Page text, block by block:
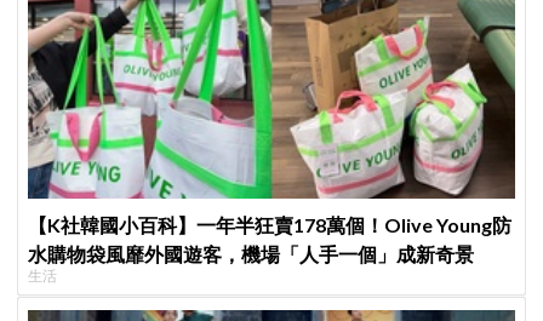
【K社韓國小百科】一年半狂賣178萬個！Olive Young防
水購物袋風靡外國遊客，機場「人手一個」成新奇景
生活